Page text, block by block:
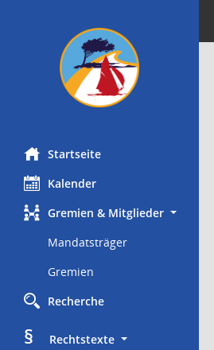
Startseite
Kalender
Gremien & Mitglieder
Mandatsträger
Gremien
Recherche
§
     Rechtstexte